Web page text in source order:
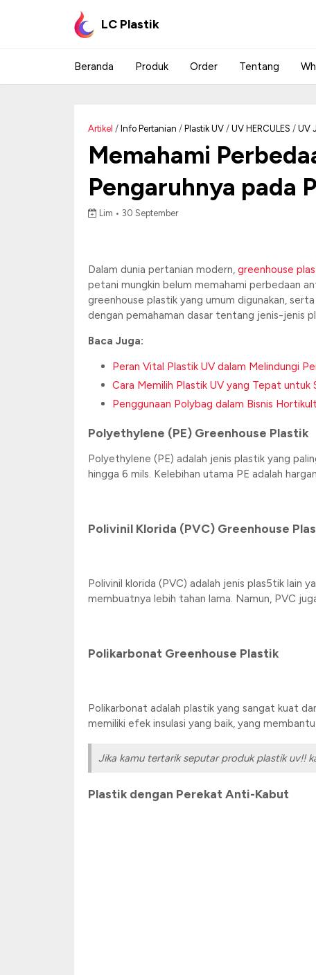
LC Plastik
Beranda Produk Order Tentang
Artikel / Info Pertanian / Plastik UV / UV HERCULES / UV
Memahami
Pengaruhnya pada
Lim • 30 September
Dalam dunia pertanian modern, greenhouse
petani mungkin belum memahami perbedaan
greenhouse plastik yang umum digunakan,
dengan pemahaman dasar tentang jenis-jenis
Baca Juga:
Peran Vital Plastik UV dalam Melindungi
Cara Memilih Plastik UV yang Tepat untuk
Penggunaan Polybag dalam Bisnis
Polyethylene (PE) Greenhouse Plastik
Polyethylene (PE) adalah jenis plastik yang
hingga 6 mils. Kelebihan utama PE adalah
Polivinil Klorida (PVC) Greenhouse
Polivinil klorida (PVC) adalah jenis plas5tik lain
membuatnya lebih tahan lama. Namun, PVC
Polikarbonat Greenhouse Plastik
Polikarbonat adalah plastik yang sangat kuat
memiliki efek insulasi yang baik, yang
Jika kamu tertarik seputar produk plastik uv!!
Plastik dengan Perekat Anti-Kabut